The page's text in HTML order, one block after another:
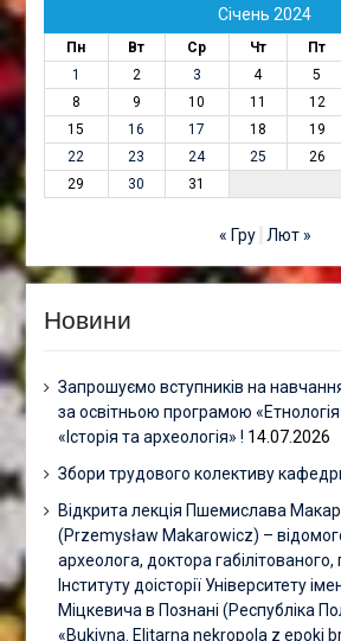
Січень 2024
Пн Вт Ср Чт Пт
1
2 3 4 5
8
9 10 11 12
15
16 17 18 19
22
23 24 25 26
29
30 31
« Гру Лют »
Новини
Запрошуємо вступників на
за освітньою програмою
«Історія та археологія» ! 14.07.2026
Збори трудового колективу
Відкрита лекція Пшемислава
(Przemysław Makarowicz) –
археолога, доктора
Інституту доісторії Університету
Міцкевича в Познані (Республіка
«Bukivna. Elitarna nekropola z epoki